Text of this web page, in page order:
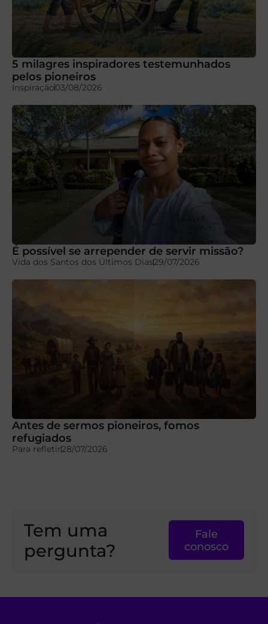
5 milagres inspiradores testemunhados
pelos pioneiros
Inspiração03/08/2026
É possível se arrepender de servir missão?
Vida dos Santos dos Últimos Dias29/07/2026
Antes de sermos pioneiros, fomos
refugiados
Para refletir28/07/2026
Tem uma
pergunta?
Fale
conosco